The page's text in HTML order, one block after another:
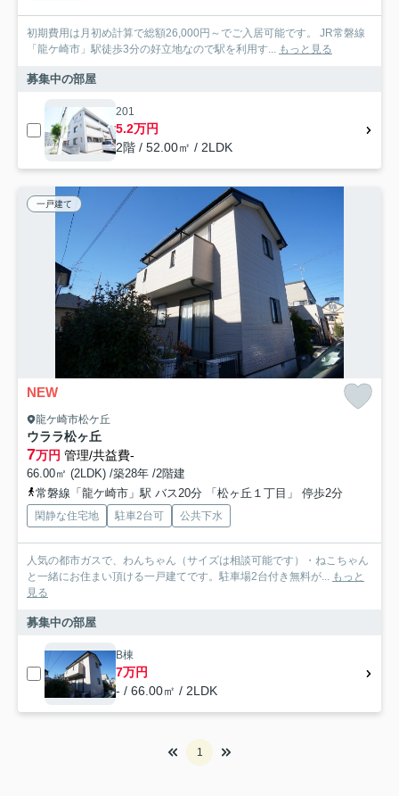
初期費用は月初め計算で総額26,000円～でご入居可能です。 JR常磐線
「龍ケ崎市」駅徒歩3分の好立地なので駅を利用す... もっと見る
募集中の部屋
201
5.2万円
2階 / 52.00㎡ / 2LDK
一戸建て
NEW
龍ケ崎市松ケ丘
ウララ松ヶ丘
7万円 管理/共益費-
66.00㎡ (2LDK) /築28年 /2階建
常磐線「龍ケ崎市」駅 バス20分 「松ヶ丘１丁目」 停歩2分
閑静な住宅地 駐車2台可 公共下水
人気の都市ガスで、わんちゃん（サイズは相談可能です）・ねこちゃん
と一緒にお住まい頂ける一戸建てです。駐車場2台付き無料が... もっと
見る
募集中の部屋
B棟
7万円
- / 66.00㎡ / 2LDK
1